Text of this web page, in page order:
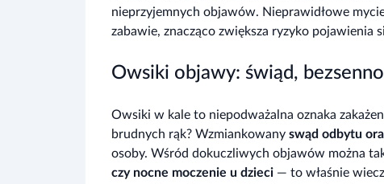
nieprzyjemnych objawów. Nieprawidłowe
zabawie, znacząco zwiększa ryzyko pojawienia
Owsiki objawy: świąd,
Owsiki w kale to niepodważalna oznaka
brudnych rąk? Wzmiankowany swąd odbytu
osoby. Wśród dokuczliwych objawów można
czy nocne moczenie u dzieci — to właśnie